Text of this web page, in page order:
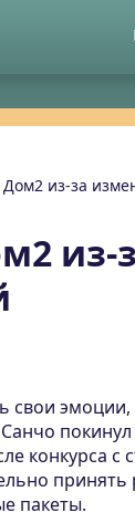
Дом2 из-за
свои
конкурса с
пакеты.